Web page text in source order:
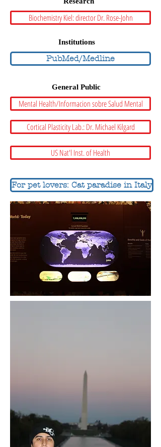
Biochemistry Kiel: director Dr. Rose-John
Institutions
PubMed/Medline
General Public
Mental Health/Informacion sobre Salud Mental
Cortical Plasticity Lab.: Dr. Michael Kilgard
US Nat'l Inst. of Health
For pet lovers: Cat paradise in Italy